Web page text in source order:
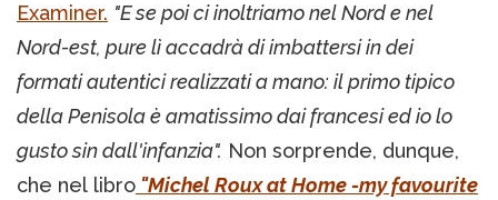
Examiner. "E se poi ci inoltriamo nel Nord e nel
Nord-est, pure lì accadrà di imbattersi in dei
formati autentici realizzati a mano: il primo tipico
della Penisola è amatissimo dai francesi ed io lo
gusto sin dall'infanzia". Non sorprende, dunque,
che nel libro "Michel Roux at Home -my favourite